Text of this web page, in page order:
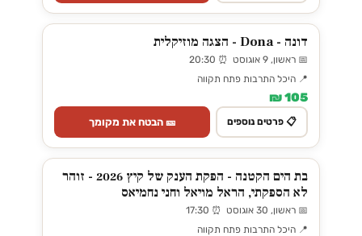
דונה - Dona - הצגה מוזיקלית
📅 ראשון, 9 אוגוסט ⏰ 20:30
📍 היכל התרבות פתח תקווה
105 ₪
📋 פרטים נוספים 🎫 הבטח את מקומך
בת הים הקטנה - הפקת הענק של קיץ 2026 - זוהר
לא הספקתי, הראל מויאל וחני נחמיאס
📅 ראשון, 30 אוגוסט ⏰ 17:30
📍 היכל התרבות פתח תקווה